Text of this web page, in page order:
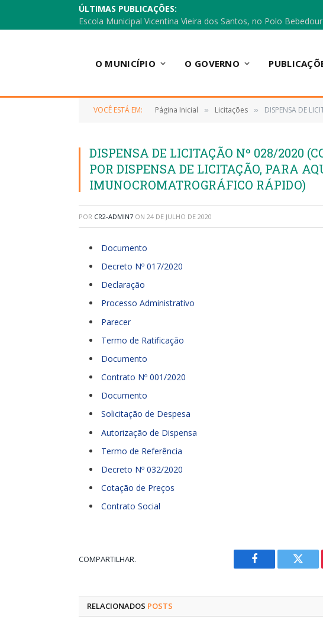
ÚLTIMAS PUBLICAÇÕES:
O MUNICÍPIO O GOVERNO
VOCÊ ESTÁ EM: Página Inicial » Licitações » DISPENSA DE
DISPENSA DE LICITAÇÃO Nº 028/2020
POR DISPENSA DE LICITAÇÃO, PARA
IMUNOCROMATROGRÁFICO RÁPIDO)
POR CR2-ADMIN7 ON 24 DE JULHO DE 2020
Documento
Decreto Nº 017/2020
Declaração
Processo Administrativo
Parecer
Termo de Ratificação
Documento
Contrato Nº 001/2020
Documento
Solicitação de Despesa
Autorização de Dispensa
Termo de Referência
Decreto Nº 032/2020
Cotação de Preços
Contrato Social
COMPARTILHAR.
Facebook
RELACIONADOS POSTS